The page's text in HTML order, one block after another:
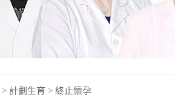
> 計劃生育 > 終止懷孕